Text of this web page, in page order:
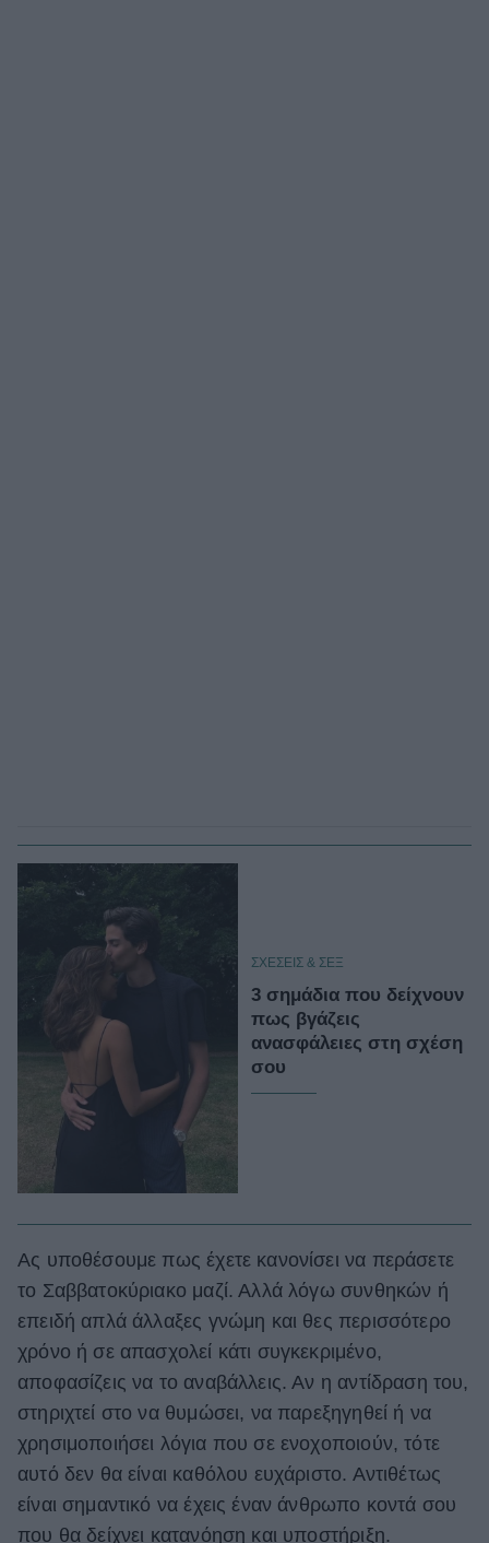
ΣΧΕΣΕΙΣ & ΣΕΞ
3 σημάδια που δείχνουν
πως βγάζεις
ανασφάλειες στη σχέση
σου
Ας υποθέσουμε πως έχετε κανονίσει να περάσετε
το Σαββατοκύριακο μαζί. Αλλά λόγω συνθηκών ή
επειδή απλά άλλαξες γνώμη και θες περισσότερο
χρόνο ή σε απασχολεί κάτι συγκεκριμένο,
αποφασίζεις να το αναβάλλεις. Αν η αντίδραση του,
στηριχτεί στο να θυμώσει, να παρεξηγηθεί ή να
χρησιμοποιήσει λόγια που σε ενοχοποιούν, τότε
αυτό δεν θα είναι καθόλου ευχάριστο. Αντιθέτως
είναι σημαντικό να έχεις έναν άνθρωπο κοντά σου
που θα δείχνει κατανόηση και υποστήριξη.